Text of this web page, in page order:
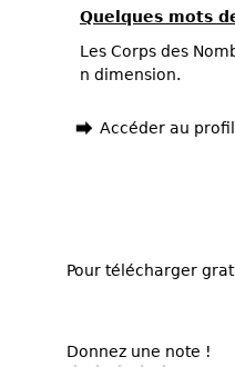
Quelques mots
Les Corps des
n dimension.
Accéder au
Pour télécharger
Donnez une note !